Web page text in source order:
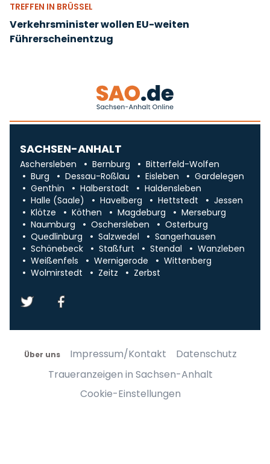
TREFFEN IN BRÜSSEL
Verkehrsminister wollen EU-weiten
Führerscheinentzug
SACHSEN-ANHALT
Aschersleben Bernburg
Bitterfeld-Wolfen
Burg
Dessau-Roßlau Eisleben
Gardelegen
Genthin
Halberstadt
Haldensleben
Halle (Saale)
Havelberg Hettstedt
Jessen
Klötze
Köthen Magdeburg
Merseburg
Naumburg
Oschersleben
Osterburg
Quedlinburg
Salzwedel
Sangerhausen
Schönebeck
Staßfurt Stendal
Wanzleben
Weißenfels
Wernigerode
Wittenberg
Wolmirstedt
Zeitz Zerbst
Über uns Impressum/Kontakt
Datenschutz
Traueranzeigen in Sachsen-Anhalt
Cookie-Einstellungen